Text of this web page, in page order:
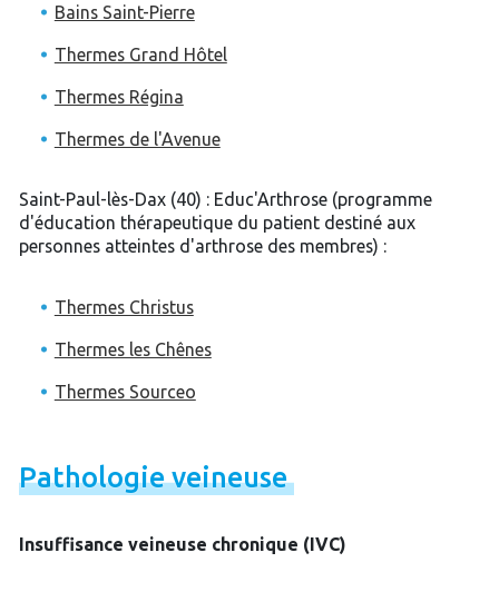
Bains Saint-Pierre
Thermes Grand Hôtel
Thermes Régina
Thermes de l'Avenue
Saint-Paul-lès-Dax (40) : Educ'Arthrose (programme
d'éducation thérapeutique du patient destiné aux
personnes atteintes d'arthrose des membres) :
Thermes Christus
Thermes les Chênes
Thermes Sourceo
Pathologieveineuse
Insuffisance veineuse chronique (IVC)